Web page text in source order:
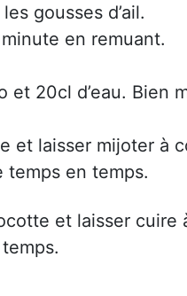
gousses d’ail.
en remuant.
20cl d’eau. Bien
et laisser mijoter à
temps en temps.
et laisser cuire